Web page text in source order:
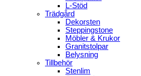
L-Stöd
Trädgård
Dekorsten
Steppingstone
Möbler & Krukor
Granitstolpar
Belysning
Tillbehör
Stenlim